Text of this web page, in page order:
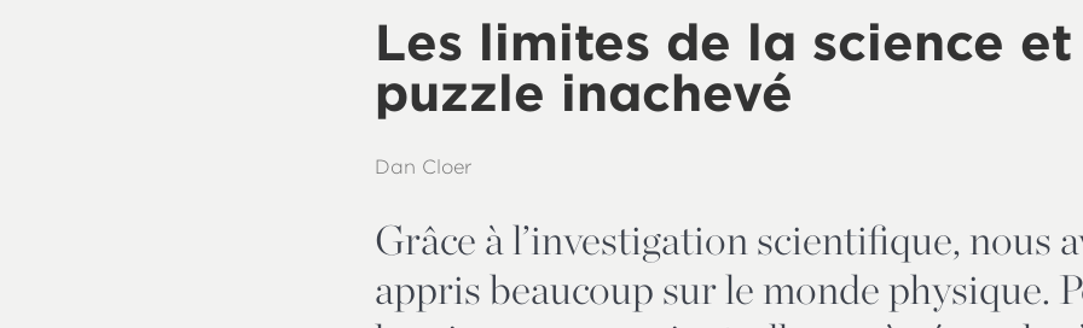
Les limites de la science
puzzle inachevé
Dan Cloer
Grâce à l’investigation scientifique, nous
appris beaucoup sur le monde physique.